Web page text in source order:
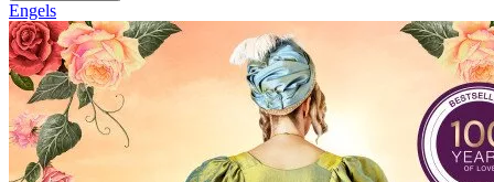
Engels